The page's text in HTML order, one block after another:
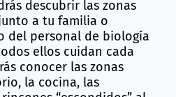
descubrir las zonas
a tu familia o
del personal de biología
ellos cuidan cada
conocer las zonas
la cocina, las